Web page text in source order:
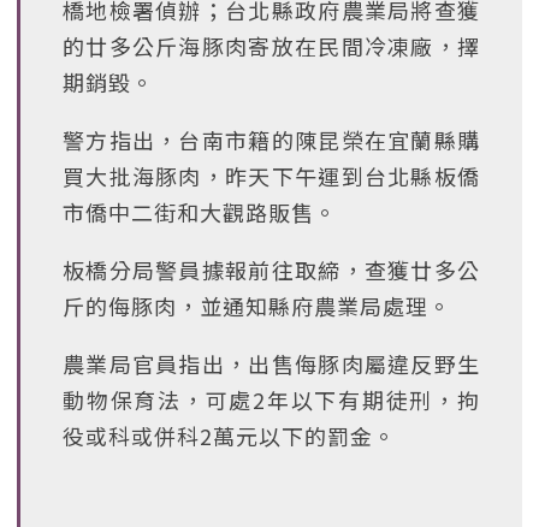
橋地檢署偵辦；台北縣政府農業局將查獲
的廿多公斤海豚肉寄放在民間冷凍廠，擇
期銷毀。
警方指出，台南市籍的陳昆榮在宜蘭縣購
買大批海豚肉，昨天下午運到台北縣板僑
市僑中二街和大觀路販售。
板橋分局警員據報前往取締，查獲廿多公
斤的侮豚肉，並通知縣府農業局處理。
農業局官員指出，出售侮豚肉屬違反野生
動物保育法，可處2年以下有期徒刑，拘
役或科或併科2萬元以下的罰金。